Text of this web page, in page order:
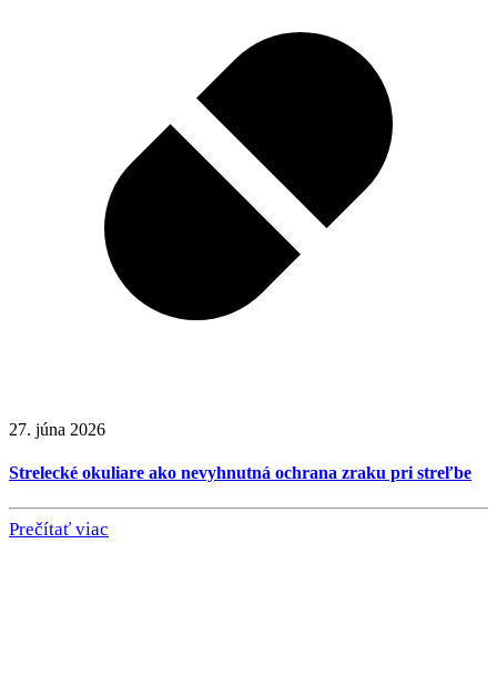
27. júna 2026
Strelecké okuliare ako nevyhnutná ochrana zraku pri streľbe
Prečítať viac